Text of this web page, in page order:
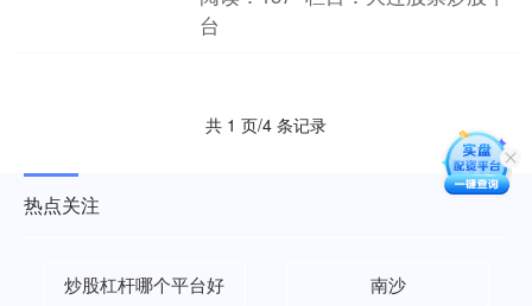
票相结合的....
台
共 1 页/4 条记录
热点关注
炒股杠杆哪个平台好 南沙